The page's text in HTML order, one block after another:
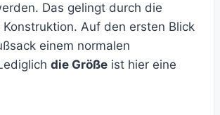
Das gelingt durch die
Auf den ersten Blick
einem normalen
die Größe ist hier eine